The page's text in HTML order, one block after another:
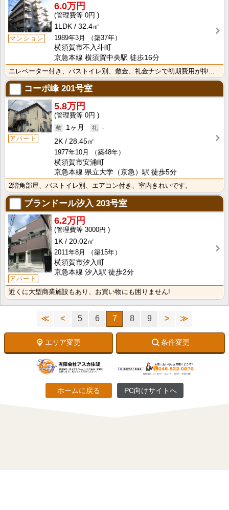
マンション
6.0万円
0円
1LDK
32.4㎡
1989年3月
（築37年）
横須賀市不入斗町
京急本線 横須賀中央駅 徒歩16分
コーポ峰201号室
アパート
5.8万円
0円
1ヶ月
-
2K
28.45㎡
1977年10月
（築48年）
横須賀市安浦町
京急本線 県立大学（京急）駅 徒歩5分
2階角部屋、バストイレ別、エアコン付き、室内きれいです。
プランドール汐入 203号室
アパート
6.2万円
3000円
1K
20.02㎡
2011年8月
（築15年）
横須賀市汐入町
京急本線 汐入駅 徒歩2分
近くに大型商業施設もあり、お買い物にも困りません!
≪ < 5 6 7 8 9 > ≫
エリア変更 条件変更
ホームに戻る PC向けサイトへ